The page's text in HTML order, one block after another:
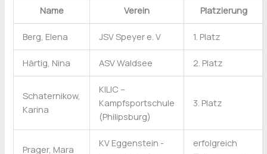
Name
Verein Platzierung
Berg, Elena JSV Speyer e. V 1. Platz
Härtig, Nina ASV Waldsee 2. Platz
Schaternikow,
Karina
KILIC –
Kampfsportschule
(Philipsburg)
3. Platz
Prager, Mara
KV Eggenstein -
erfolgreich